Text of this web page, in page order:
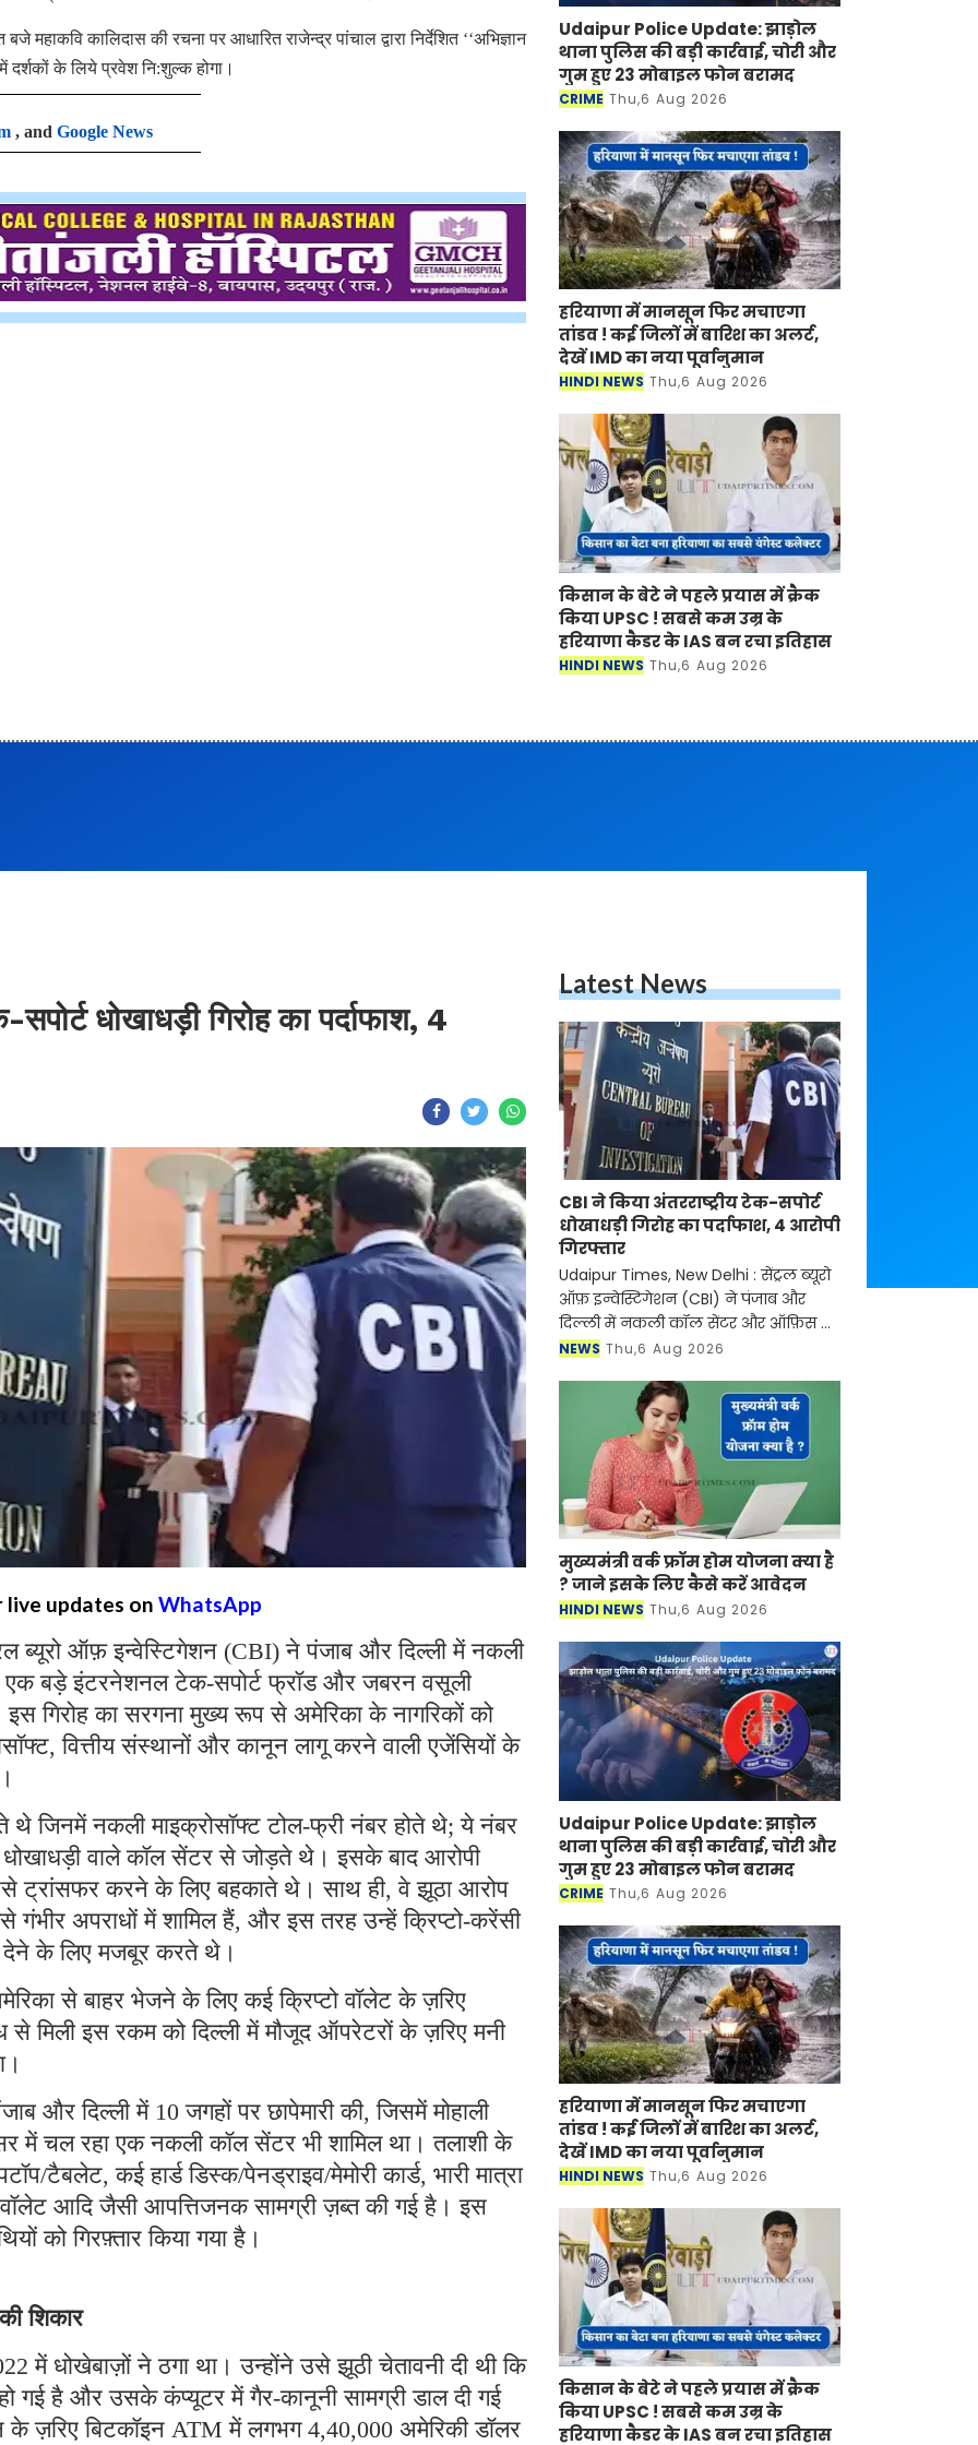
महाकवि कालिदास की रचना पर आधारित राजेन्द्र पांचाल द्वारा निर्देशित ‘‘अभिज्ञान
दर्शकों के लिये प्रवेश नि:शुल्क होगा।
, and Google News
Udaipur Police Update: झाड़ोल
थाना पुलिस की बड़ी कार्रवाई, चोरी और
गुम हुए 23 मोबाइल फोन बरामद
CRIME Thu,6 Aug 2026
हरियाणा में मानसून फिर मचाएगा
तांडव ! कई जिलों में बारिश का अलर्ट,
देखें IMD का नया पूर्वानुमान
HINDI NEWS Thu,6 Aug 2026
किसान के बेटे ने पहले प्रयास में क्रैक
किया UPSC ! सबसे कम उम्र के
हरियाणा कैडर के IAS बन रचा इतिहास
HINDI NEWS Thu,6 Aug 2026
धोखाधड़ी गिरोह का पर्दाफाश, 4
live updates on WhatsApp
ब्यूरो ऑफ़ इन्वेस्टिगेशन (CBI) ने पंजाब और दिल्ली में नकली
बड़े इंटरनेशनल टेक-सपोर्ट फ्रॉड और जबरन वसूली
गिरोह का सरगना मुख्य रूप से अमेरिका के नागरिकों को
वित्तीय संस्थानों और कानून लागू करने वाली एजेंसियों के
थे जिनमें नकली माइक्रोसॉफ्ट टोल-फ्री नंबर होते थे; ये नंबर
धोखाधड़ी वाले कॉल सेंटर से जोड़ते थे। इसके बाद आरोपी
ट्रांसफर करने के लिए बहकाते थे। साथ ही, वे झूठा आरोप
गंभीर अपराधों में शामिल हैं, और इस तरह उन्हें क्रिप्टो-करेंसी
देने के लिए मजबूर करते थे।
से बाहर भेजने के लिए कई क्रिप्टो वॉलेट के ज़रिए
से मिली इस रकम को दिल्ली में मौजूद ऑपरेटरों के ज़रिए मनी
और दिल्ली में 10 जगहों पर छापेमारी की, जिसमें मोहाली
में चल रहा एक नकली कॉल सेंटर भी शामिल था। तलाशी के
टैबलेट, कई हार्ड डिस्क/पेनड्राइव/मेमोरी कार्ड, भारी मात्रा
आदि जैसी आपत्तिजनक सामग्री ज़ब्त की गई है। इस
को गिरफ़्तार किया गया है।
शिकार
में धोखेबाज़ों ने ठगा था। उन्होंने उसे झूठी चेतावनी दी थी कि
गई है और उसके कंप्यूटर में गैर-कानूनी सामग्री डाल दी गई
बिटकॉइन ATM में लगभग 4,40,000 अमेरिकी डॉलर
Latest News
CBI ने किया अंतरराष्ट्रीय टेक-सपोर्ट
धोखाधड़ी गिरोह का पर्दाफाश, 4 आरोपी
गिरफ्तार
Udaipur Times, New Delhi : सेंट्रल ब्यूरो
ऑफ़ इन्वेस्टिगेशन (CBI) ने पंजाब और
दिल्ली में नकली कॉल सेंटर और ऑफ़िस के
ज़रिए चल रहे एक बड़े इंटरनेशनल टेक-
NEWS Thu,6 Aug 2026
मुख्यमंत्री वर्क फ्रॉम होम योजना क्या है
? जाने इसके लिए कैसे करें आवेदन
HINDI NEWS Thu,6 Aug 2026
Udaipur Police Update: झाड़ोल
थाना पुलिस की बड़ी कार्रवाई, चोरी और
गुम हुए 23 मोबाइल फोन बरामद
CRIME Thu,6 Aug 2026
हरियाणा में मानसून फिर मचाएगा
तांडव ! कई जिलों में बारिश का अलर्ट,
देखें IMD का नया पूर्वानुमान
HINDI NEWS Thu,6 Aug 2026
किसान के बेटे ने पहले प्रयास में क्रैक
किया UPSC ! सबसे कम उम्र के
हरियाणा कैडर के IAS बन रचा इतिहास